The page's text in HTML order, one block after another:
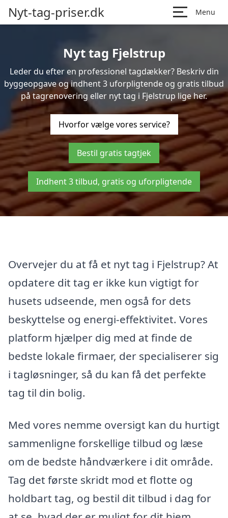
Nyt-tag-priser.dk Menu
Nyt tag Fjelstrup
Leder du efter en professionel tagdækker? Beskriv din
byggeopgave og indhent 3 uforpligtende og gratis tilbud
på tagrenovering eller nyt tag i Fjelstrup lige her.
Hvorfor vælge vores service?
Bestil gratis tagtjek
Indhent 3 tilbud, gratis og uforpligtende
Overvejer du at få et nyt tag i Fjelstrup? At
opdatere dit tag er ikke kun vigtigt for
husets udseende, men også for dets
beskyttelse og energi-effektivitet. Vores
platform hjælper dig med at finde de
bedste lokale firmaer, der specialiserer sig
i tagløsninger, så du kan få det perfekte
tag til din bolig.
Med vores nemme oversigt kan du hurtigt
sammenligne forskellige tilbud og læse
om de bedste håndværkere i dit område.
Tag det første skridt mod et flotte og
holdbart tag, og bestil dit tilbud i dag for